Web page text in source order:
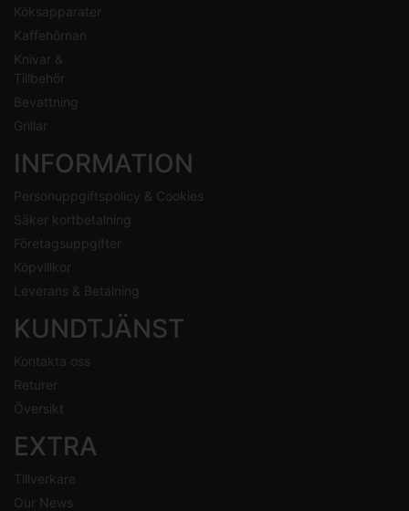
Köksapparater
Kaffehörnan
Knivar &
Tillbehör
Bevattning
Grillar
INFORMATION
Personuppgiftspolicy & Cookies
Säker kortbetalning
Företagsuppgifter
Köpvillkor
Leverans & Betalning
KUNDTJÄNST
Kontakta oss
Returer
Översikt
EXTRA
Tillverkare
Our News